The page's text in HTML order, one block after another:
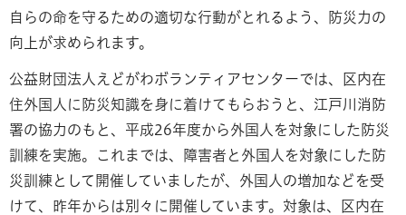
自らの命を守るための適切な行動がとれるよう、防災力の
向上が求められます。
公益財団法人えどがわボランティアセンターでは、区内在
住外国人に防災知識を身に着けてもらおうと、江戸川消防
署の協力のもと、平成26年度から外国人を対象にした防災
訓練を実施。これまでは、障害者と外国人を対象にした防
災訓練として開催していましたが、外国人の増加などを受
けて、昨年からは別々に開催しています。対象は、区内在